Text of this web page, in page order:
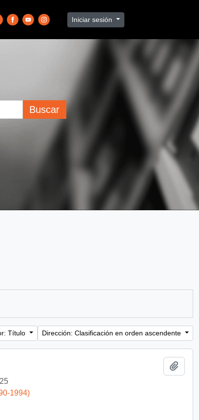
Iniciar sesión
Buscar
Título Dirección: Clasificación en orden ascendente
1994)